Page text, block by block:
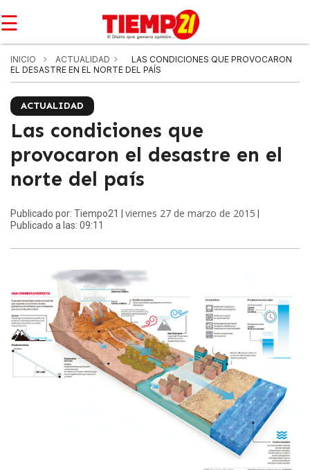
☰
INICIO ACTUALIDAD
LAS CONDICIONES QUE PROVOCARON
EL DESASTRE EN EL NORTE DEL PAÍS
ACTUALIDAD
Las condiciones que
provocaron el desastre en el
norte del país
Publicado por: Tiempo21 | viernes 27 de marzo de 2015
Publicado a las: 09:11